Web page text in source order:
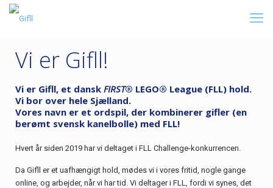
Vi er Gifll!
Vi er Gifll, et dansk FIRST® LEGO® League (FLL) hold.
Vi bor over hele Sjælland.
Vores navn er et ordspil, der kombinerer gifler (en
berømt svensk kanelbolle) med FLL!
Hvert år siden 2019 har vi deltaget i FLL Challenge-konkurrencen.
Da Gifll er et uafhængigt hold, mødes vi i vores fritid, nogle gange
online, og arbejder, når vi har tid. Vi deltager i FLL, fordi vi synes, det